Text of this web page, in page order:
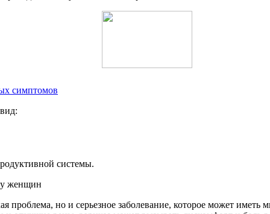
симптомов
системы.
проблема, но и серьезное заболевание, которое может